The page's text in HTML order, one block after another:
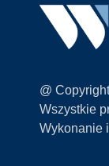
@
Wszystkie
Wykonanie